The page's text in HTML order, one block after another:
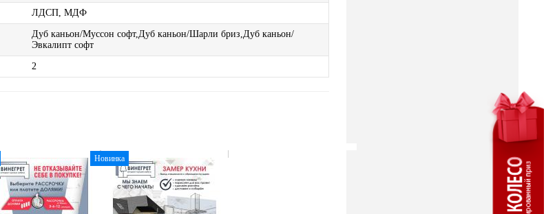
ЛДСП, МДФ
Дуб каньон/Муссон софт,Дуб каньон/Шарли бриз,Дуб каньон/
Эвкалипт софт
2
Новинка